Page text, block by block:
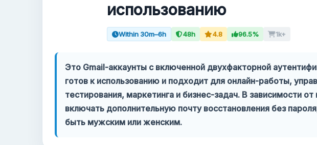
Поддержка
Google Voice
Аккаунты Gmail 2024
использованию
Within 30m–6h 48h 4.8 96.5% 1k+
Это Gmail-аккаунты с включенной двухфакторной
готов к использованию и подходит для онлайн-работы,
тестирования, маркетинга и бизнес-задач. В зависимости
включать дополнительную почту восстановления без
быть мужским или женским.